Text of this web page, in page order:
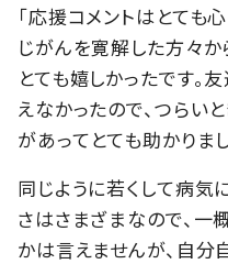
「応援コメントはとても
じがんを寛解した方々
とても嬉しかったです。
えなかったので、つらい
があってとても助かりまし
同じように若くして病気
さはさまざまなので、
かは言えませんが、自分